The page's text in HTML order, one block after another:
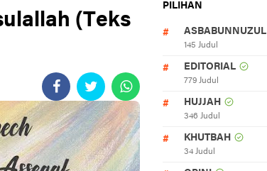
(Teks
PILIHAN
ASBABUNNUZUL
145 Judul
EDITORIAL
779 Judul
HUJJAH
346 Judul
KHUTBAH
34 Judul